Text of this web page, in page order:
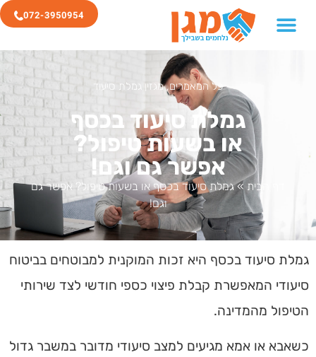
072-3950954
כל המאמרים,מגזין גמלת סיעוד
גמלת סיעוד בכסף
או בשעות טיפול?
אפשר גם וגם!
דף הבית »גמלת סיעוד בכסף או בשעות טיפול? אפשר גם
וגם!
גמלת סיעוד בכסף היא זכות המוקנית למבוטחים בביטוח
סיעודי המאפשרת קבלת פיצוי כספי חודשי לצד שירותי
הטיפול מהמדינה.
כשאבא או אמא מגיעים למצב סיעודי מדובר במשבר גדול